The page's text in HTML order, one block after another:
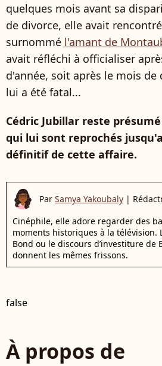
quelques mois avant sa
de divorce, elle avait
surnommé l'amant de
avait réfléchi à officialiser
d'année, soit après le mois de
lui a été fatal...
Cédric Jubillar reste
qui lui sont reprochés
définitif de cette affaire.
Par Samya Yakoubaly |
Cinéphile, elle adore regarder des
moments historiques à la télévision.
Bond ou le discours d’investiture de
donnent les mêmes frissons.
false
À propos de